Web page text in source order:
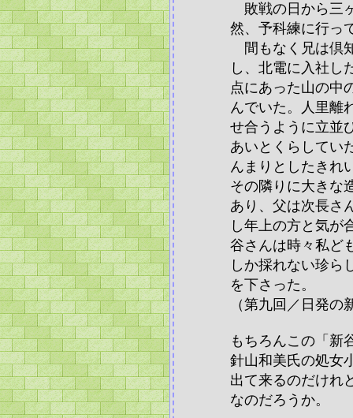
敗戦の日から三
然、予科練に行っ
間もなく兄は倶
し、北電に入社し
点にあった山の中
んでいた。人里離
せ合うように立並
あいとくらしてい
んまりとしたきれ
その隣りに大きな
あり、父は次長さ
し年上の方と気が
谷さんは時々私ど
しか採れない珍ら
を下さった。
（第九回／日発の
もちろんこの「新
針山和美氏の処女
出て来るのだけれ
なのだろうか。